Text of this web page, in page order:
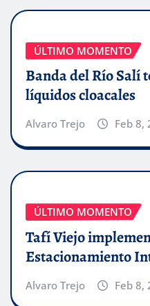
ÚLTIMO MOMENTO
Banda del Río Salí
líquidos cloacales
Alvaro Trejo Feb 8,
ÚLTIMO MOMENTO
Tafí Viejo
Estacionamiento
Alvaro Trejo Feb 8,